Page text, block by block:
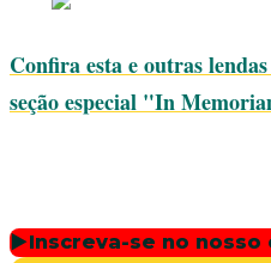
Confira esta e outras
seção especial "In
▶Inscreva-se no nosso